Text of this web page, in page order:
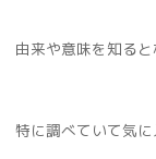
由来や意味を知る
特に調べていて気に